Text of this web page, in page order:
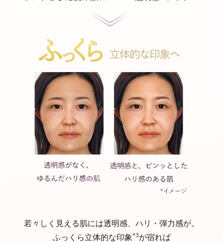
若々しく見える肌には透明感、ハリ・弾力感が。
ふっくら立体的な印象*3が宿れば